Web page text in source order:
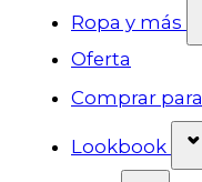
Ropa y más
Oferta
Comprar
Lookbook